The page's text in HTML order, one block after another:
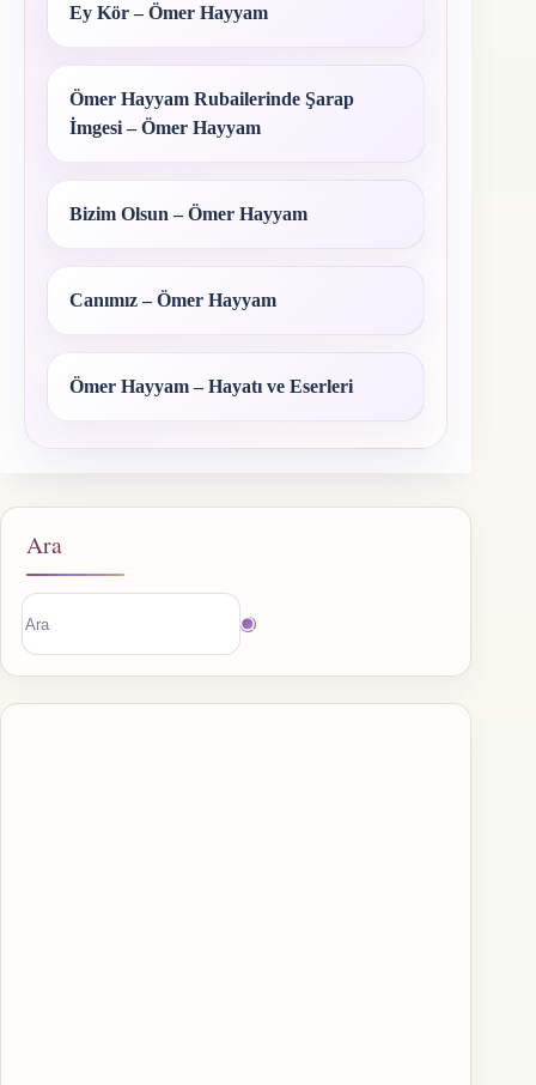
Ey Kör – Ömer Hayyam
Ömer Hayyam Rubailerinde Şarap
İmgesi – Ömer Hayyam
Bizim Olsun – Ömer Hayyam
Canımız – Ömer Hayyam
Ömer Hayyam – Hayatı ve Eserleri
Ara